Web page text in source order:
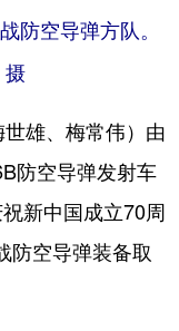
防空导弹方队。
摄
雄、梅常伟）由
防空导弹发射车
新中国成立70周
防空导弹装备取